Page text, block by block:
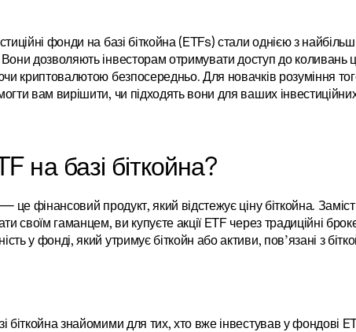
фонди на базі біткойна (ETFs) стали однією з
дозволяють інвесторам отримувати доступ до коливань
криптовалютою безпосередньо. Для новачків розуміння
вам вирішити, чи підходять вони для ваших
на базі біткойна?
це фінансовий продукт, який відстежує ціну біткойна.
своїм гаманцем, ви купуєте акції ETF через традиційні
у фонді, який утримує біткойн або активи, пов’язані з
біткойна знайомими для тих, хто вже інвестував у фондові